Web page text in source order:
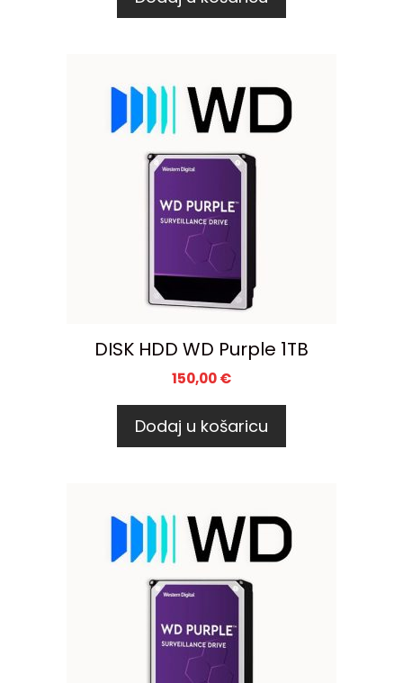
DISK HDD WD Purple 1TB
150,00€
Dodaj u košaricu